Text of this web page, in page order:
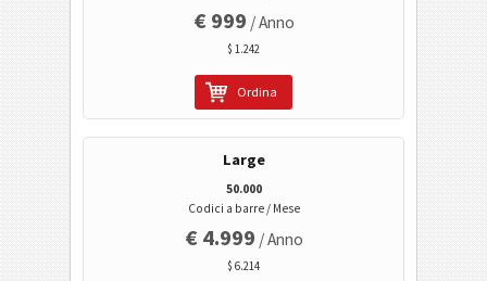
Codici sanitari
Codici ISBN
Business Cards
Codici Evento
Codici Wi-Fi
€ 999 / Anno
$ 1.242
Ordina
Large
50.000
Codici a barre / Mese
€ 4.999 / Anno
$ 6.214